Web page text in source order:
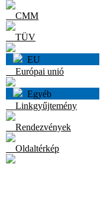
CMM
TÜV
EU
Európai unió
Egyéb
Linkgyűjtemény
Rendezvények
Oldaltérkép